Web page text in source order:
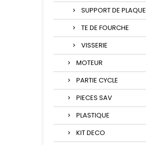
SUPPORT DE PLAQUE
TE DE FOURCHE
VISSERIE
MOTEUR
PARTIE CYCLE
PIECES SAV
PLASTIQUE
KIT DECO